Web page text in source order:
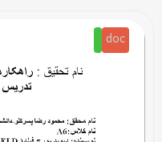
doc